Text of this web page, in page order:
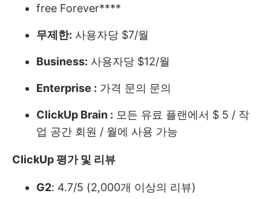
free Forever****
무제한: 사용자당 $7/월
Business: 사용자당 $12/월
Enterprise : 가격 문의 문의
ClickUp Brain : 모든 유료 플랜에서 $ 5 / 작
업 공간 회원 / 월에 사용 가능
ClickUp 평가 및 리뷰
G2: 4.7/5 (2,000개 이상의 리뷰)